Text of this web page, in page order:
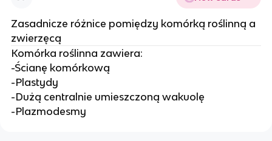
Zasadnicze różnice pomiędzy komórką roślinną a
zwierzęcą
Komórka roślinna zawiera:
-Ścianę komórkową
-Plastydy
-Dużą centralnie umieszczoną wakuolę
-Plazmodesmy